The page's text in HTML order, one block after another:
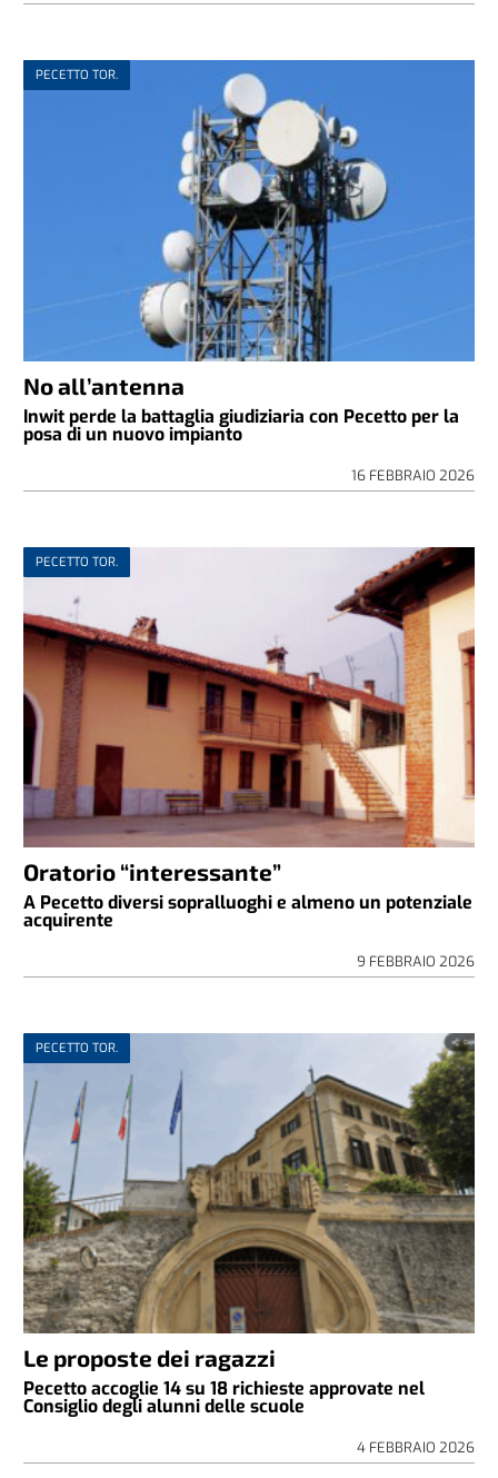
PECETTO TOR.
No all’antenna
Inwit perde la battaglia giudiziaria con Pecetto per la
posa di un nuovo impianto
16 FEBBRAIO 2026
PECETTO TOR.
Oratorio “interessante”
A Pecetto diversi sopralluoghi e almeno un potenziale
acquirente
9 FEBBRAIO 2026
PECETTO TOR.
Le proposte dei ragazzi
Pecetto accoglie 14 su 18 richieste approvate nel
Consiglio degli alunni delle scuole
4 FEBBRAIO 2026